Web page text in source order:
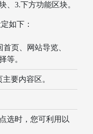
、3.下方功能区块。
如下：
页、网站导览、
等。
要内容区。
选时，您可利用以